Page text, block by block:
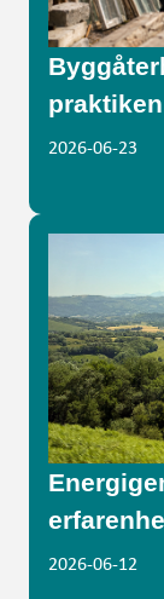
2026-06-23
2026-06-12